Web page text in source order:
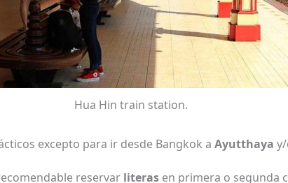
Hua Hin train station.
excepto para ir desde Bangkok a Ayutthaya
reservar literasen primera o segunda